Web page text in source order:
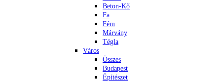
Beton-Kő
Fa
Fém
Márvány
Tégla
Város
Összes
Budapest
Építészet